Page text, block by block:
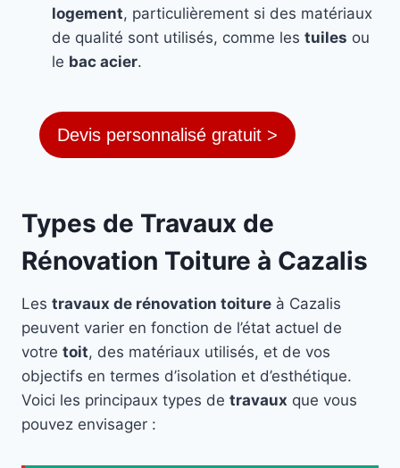
logement, particulièrement si des matériaux
de qualité sont utilisés, comme les tuiles ou
le bac acier.
Devis personnalisé gratuit >
Types de Travaux de
Rénovation Toiture à Cazalis
Les travaux de rénovation toiture à Cazalis
peuvent varier en fonction de l’état actuel de
votre toit, des matériaux utilisés, et de vos
objectifs en termes d’isolation et d’esthétique.
Voici les principaux types de travaux que vous
pouvez envisager :